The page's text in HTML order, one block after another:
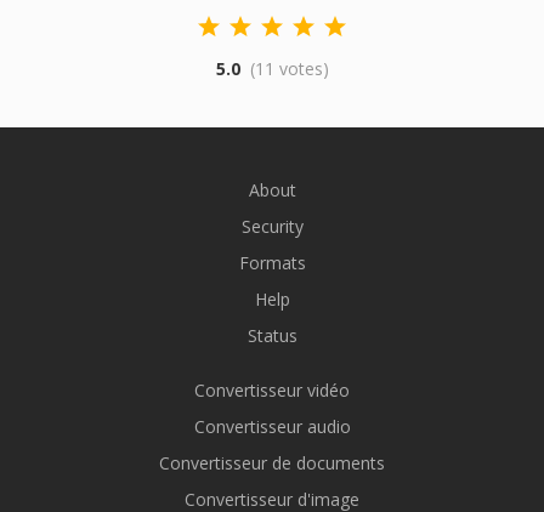
5.0 (11 votes)
About
Security
Formats
Help
Status
Convertisseur vidéo
Convertisseur audio
Convertisseur de documents
Convertisseur d'image